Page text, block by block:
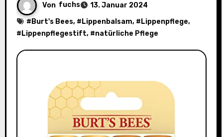
Von fuchs
13. Januar 2024
# Burt's Bees, # Lippenbalsam, # Lippenpflege,
# Lippenpflegestift, #natürliche Pflege